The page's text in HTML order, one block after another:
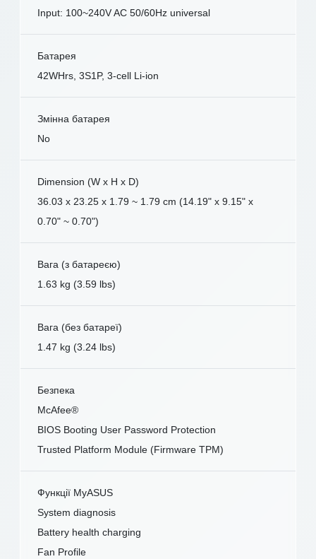
Input: 100~240V AC 50/60Hz universal
Батарея
42WHrs, 3S1P, 3-cell Li-ion
Змінна батарея
No
Dimension (W x H x D)
36.03 x 23.25 x 1.79 ~ 1.79 cm (14.19" x 9.15" x
0.70" ~ 0.70")
Вага (з батареєю)
1.63 kg (3.59 lbs)
Вага (без батареї)
1.47 kg (3.24 lbs)
Безпека
McAfee®
BIOS Booting User Password Protection
Trusted Platform Module (Firmware TPM)
Функції MyASUS
System diagnosis
Battery health charging
Fan Profile